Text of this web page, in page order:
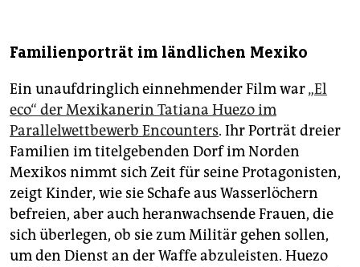
Familienporträt im ländlichen Mexiko
Ein unaufdringlich einnehmender Film war„El
eco“ der Mexikanerin Tatiana Huezo im
Parallelwettbewerb Encounters. Ihr Porträt dreier
Familien im titelgebenden Dorf im Norden
Mexikos nimmt sich Zeit für seine Protagonisten,
zeigt Kinder, wie sie Schafe aus Wasserlöchern
befreien, aber auch heranwachsende Frauen, die
sich überlegen, ob sie zum Militär gehen sollen,
um den Dienst an der Waffe abzuleisten. ­Huezo